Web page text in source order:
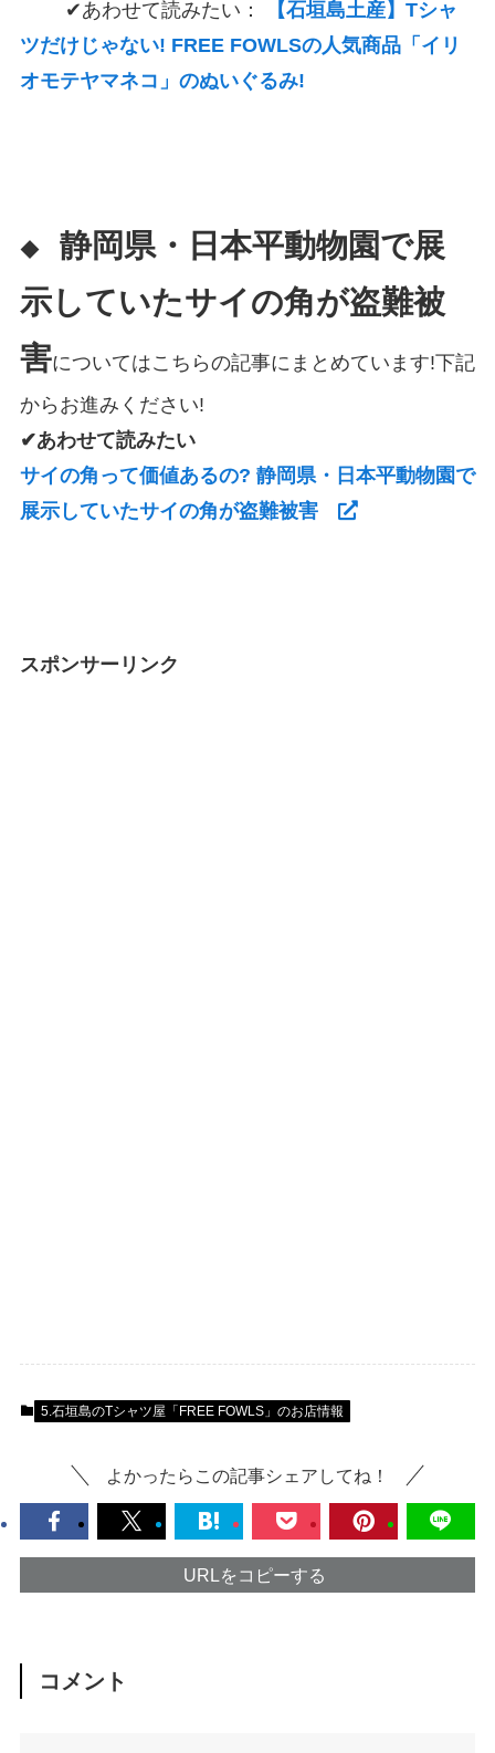
✔あわせて読みたい：
【石垣島土産】Tシャ
ツだけじゃない! FREE FOWLSの人気商品「イリ
オモテヤマネコ」のぬいぐるみ!
◆ 静岡県・日本平動物園で展
示していたサイの角が盗難被
害についてはこちらの記事にまとめています!下記
からお進みください!
✔あわせて読みたい
サイの角って価値あるの? 静岡県・日本平動物園で
展示していたサイの角が盗難被害
スポンサーリンク
5.石垣島のTシャツ屋「FREE FOWLS」のお店情報
よかったらこの記事シェアしてね！
URLをコピーする
コメント